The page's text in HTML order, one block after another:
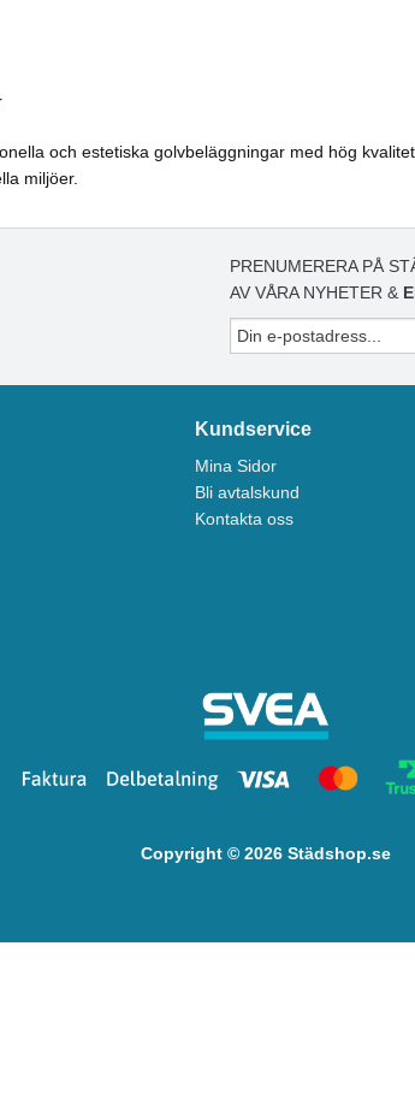
och estetiska golvbeläggningar med hög
miljöer.
PRENUMERERA PÅ
AV VÅRA NYHETER &
Kundservice
Mina Sidor
Bli avtalskund
Kontakta oss
Copyright © 2026 Städshop.se